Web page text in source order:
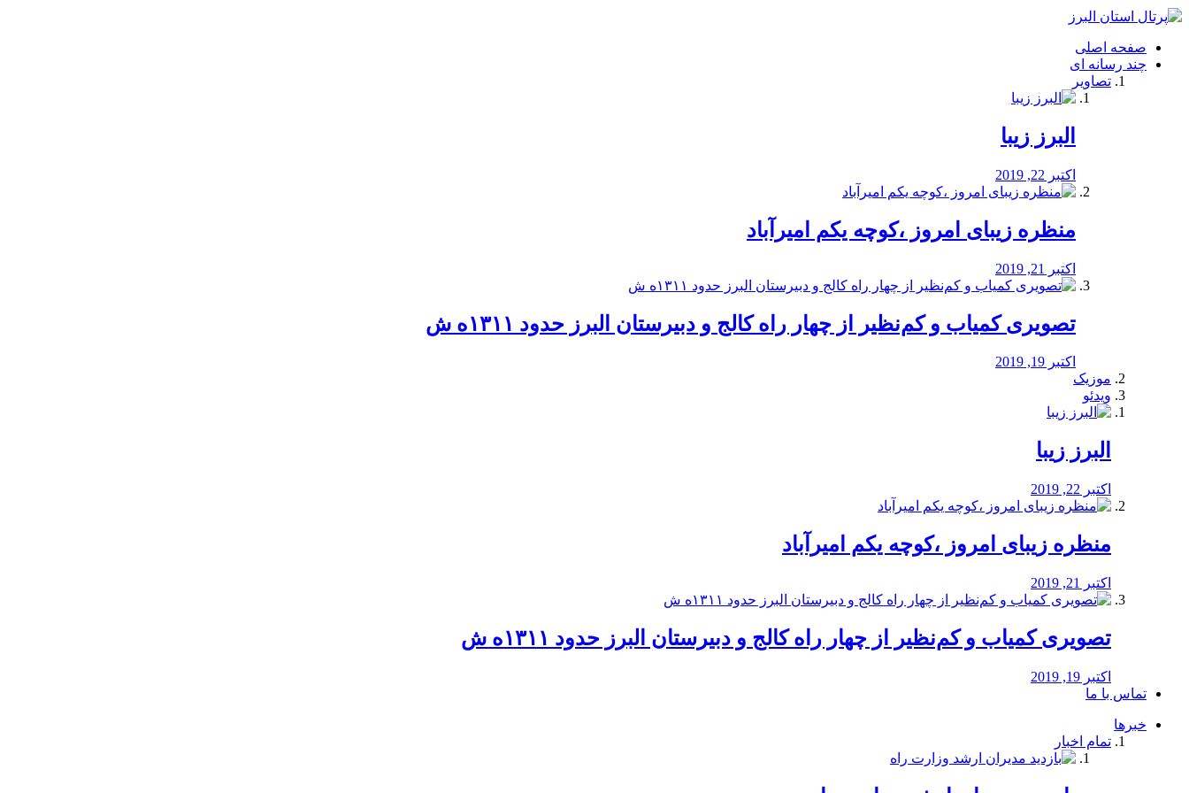
فصد
شرق
تهران
خشکشویی
صفحه اصلی
چند رسانه ای
تصاویر
البرز زیبا
اکتبر 22, 2019
منظره‌‌ زیبای امروز ،کوچه یکم امیرآباد
اکتبر 21, 2019
️تصویری کمیاب و کم‌نظیر از چهار راه كالج و دبيرستان البرز حدود ۱۳۱۱ه ش
اکتبر 19, 2019
موزیک
ویدئو
البرز زیبا
اکتبر 22, 2019
منظره‌‌ زیبای امروز ،کوچه یکم امیرآباد
اکتبر 21, 2019
️تصویری کمیاب و کم‌نظیر از چهار راه كالج و دبيرستان البرز حدود ۱۳۱۱ه ش
اکتبر 19, 2019
تماس با ما
خبرها
تمام اخبار